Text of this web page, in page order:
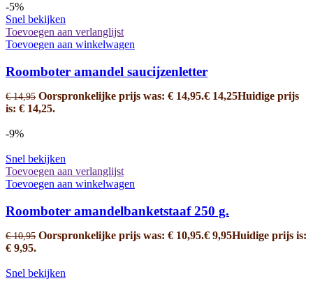
-5%
Snel bekijken
Toevoegen aan verlanglijst
Toevoegen aan winkelwagen
Roomboter amandel saucijzenletter
€14,95 Oorspronkelijke prijs was: € 14,95.€ 14,25Huidige prijs
is: € 14,25.
-9%
Snel bekijken
Toevoegen aan verlanglijst
Toevoegen aan winkelwagen
Roomboter amandelbanketstaaf 250 g.
€10,95 Oorspronkelijke prijs was: € 10,95.€ 9,95Huidige prijs is:
€ 9,95.
Snel bekijken